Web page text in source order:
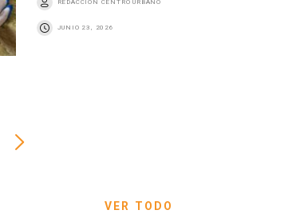
REDACCIÓN CENTRO URBANO
JUNIO 23, 2026
VER TODO